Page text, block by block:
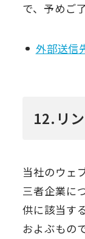
で、予めご
外部送信
12.リ
当社のウェ
三者企業に
供に該当す
およぶもの